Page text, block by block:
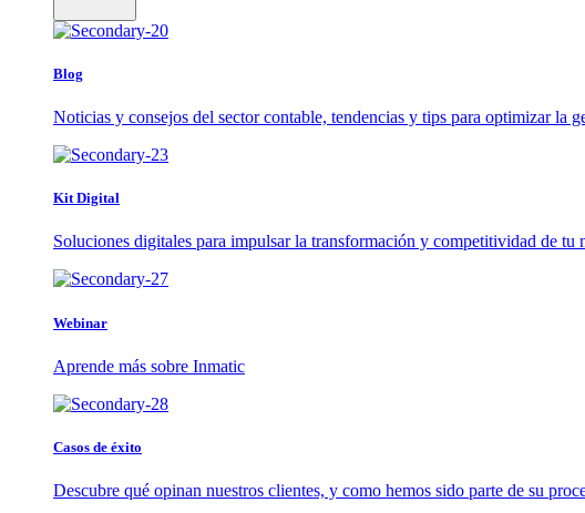
Blog
Noticias y consejos del sector contable, tendencias y tips para optimizar la
Kit Digital
Soluciones digitales para impulsar la transformación y competitividad de tu
Webinar
Aprende más sobre Inmatic
Casos de éxito
Descubre qué opinan nuestros clientes, y como hemos sido parte de su